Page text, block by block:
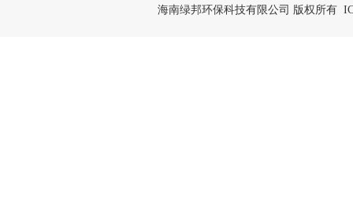
海南绿邦环保科技有限公司 版权所有